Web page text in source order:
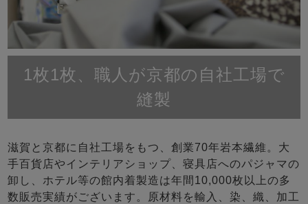
1枚1枚、職人が京都の自社工場で
縫製
滋賀と京都に自社工場をもつ、創業70年岩本繊維。大
手百貨店やインテリアショップ、寝具店へのパジャマの
卸し、ホテル等の館内着製造は年間10,000枚以上の多
数販売実績がございます。原材料を輸入、染、織、加工